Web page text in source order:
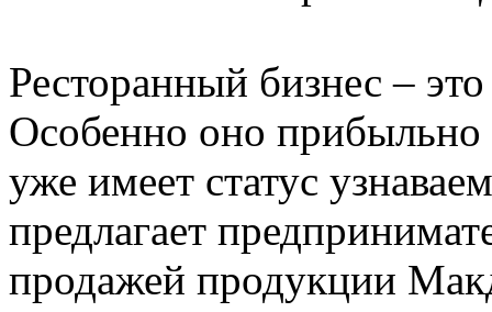
Ресторанный бизнес –
Особенно оно прибыльно
уже имеет статус
предлагает
продажей продукции